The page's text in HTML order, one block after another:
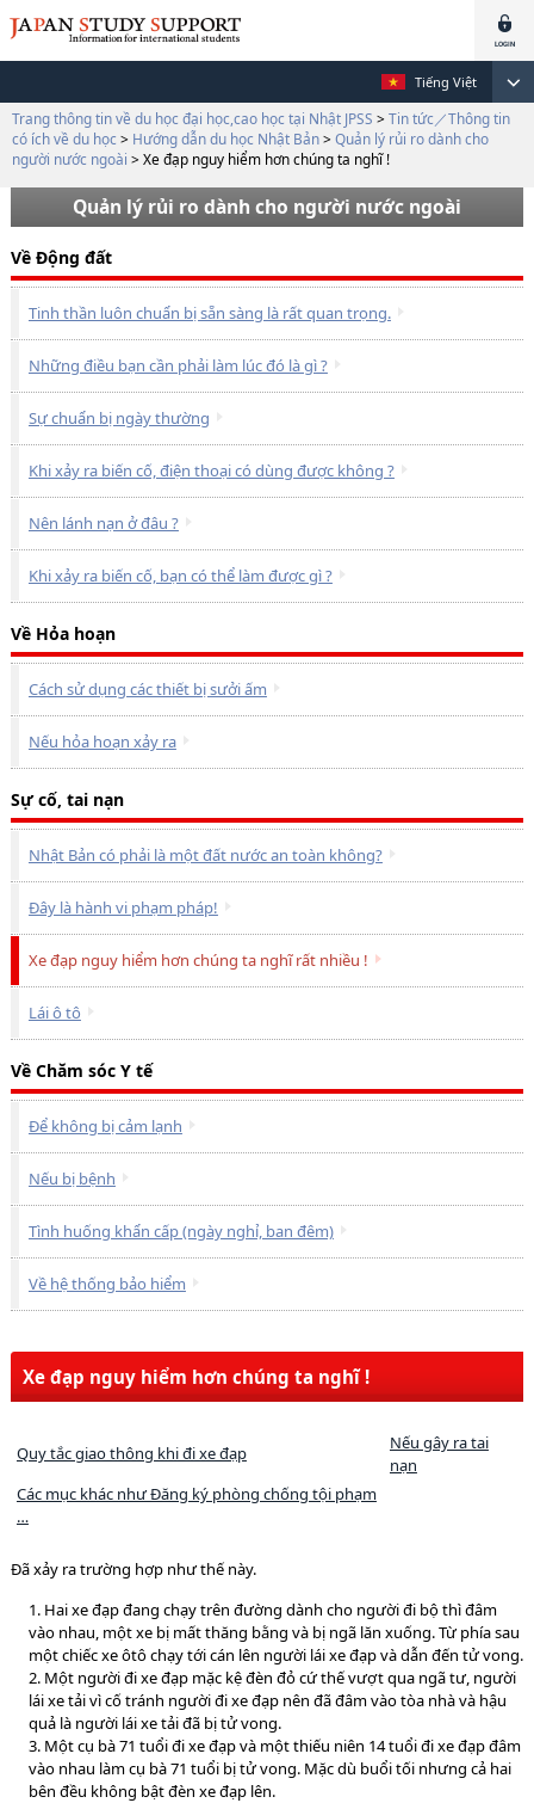
Tiếng Việt
Trang thông tin về du học đại học,cao học tại Nhật JPSS > Tin tức／Thông tin
có ích về du học > Hướng dẫn du học Nhật Bản> Quản lý rủi ro dành cho
người nước ngoài > Xe đạp nguy hiểm hơn chúng ta nghĩ !
Quản lý rủi ro dành cho người nước ngoài
Về Động đất
Tinh thần luôn chuẩn bị sẵn sàng là rất quan trọng.
Những điều bạn cần phải làm lúc đó là gì ?
Sự chuẩn bị ngày thường
Khi xảy ra biến cố, điện thoại có dùng được không ?
Nên lánh nạn ở đâu ?
Khi xảy ra biến cố, bạn có thể làm được gì ?
Về Hỏa hoạn
Cách sử dụng các thiết bị sưởi ấm
Nếu hỏa hoạn xảy ra
Sự cố, tai nạn
Nhật Bản có phải là một đất nước an toàn không?
Đây là hành vi phạm pháp!
Xe đạp nguy hiểm hơn chúng ta nghĩ rất nhiều !
Lái ô tô
Về Chăm sóc Y tế
Để không bị cảm lạnh
Nếu bị bệnh
Tình huống khẩn cấp (ngày nghỉ, ban đêm)
Về hệ thống bảo hiểm
Xe đạp nguy hiểm hơn chúng ta nghĩ !
Quy tắc giao thông khi đi xe đạp
Nếu gây ra tai
nạn
Các mục khác như Đăng ký phòng chống tội phạm
…
Đã xảy ra trường hợp như thế này.
1. Hai xe đạp đang chạy trên đường dành cho người đi bộ thì đâm
vào nhau, một xe bị mất thăng bằng và bị ngã lăn xuống. Từ phía sau
một chiếc xe ôtô chạy tới cán lên người lái xe đạp và dẫn đến tử vong.
2. Một người đi xe đạp mặc kệ đèn đỏ cứ thế vượt qua ngã tư, người
lái xe tải vì cố tránh người đi xe đạp nên đã đâm vào tòa nhà và hậu
quả là người lái xe tải đã bị tử vong.
3. Một cụ bà 71 tuổi đi xe đạp và một thiếu niên 14 tuổi đi xe đạp đâm
vào nhau làm cụ bà 71 tuổi bị tử vong. Mặc dù buổi tối nhưng cả hai
bên đều không bật đèn xe đạp lên.